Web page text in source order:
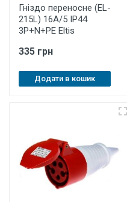
Гніздо переносне (EL-
215L) 16А/5 IP44
3P+N+PE Eltis
335 грн
Додати в кошик